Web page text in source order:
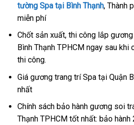
tường Spa tại Bình Thạnh, Thành
miễn phí
Chốt sản xuất, thi công lắp
Bình Thạnh TPHCM ngay sau khi
thi công.
Giá gương trang trí Spa tại Quận
nhất
Chính sách bảo hành gương soi
Thạnh TPHCM tốt nhất: bảo hành